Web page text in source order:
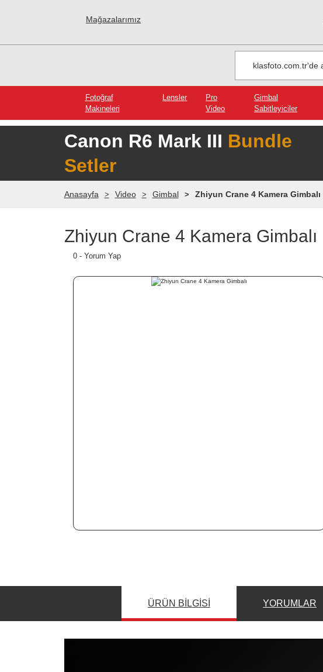
Mağazalarımız
Fotoğraf
Makineleri
Lensler
Pro
Video
Gimbal
Sabitleyiciler
Canon R6 Mark III Bundle
Setler
Anasayfa Video Gimbal Zhiyun Crane 4 Kamera Gimbalı
Zhiyun Crane 4 Kamera Gimbalı
0 - Yorum Yap
ÜRÜN BILGISI YORUMLAR